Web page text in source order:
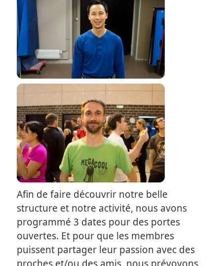
Afin de faire découvrir notre belle
structure et notre activité, nous avons
programmé 3 dates pour des portes
ouvertes. Et pour que les membres
puissent partager leur passion avec des